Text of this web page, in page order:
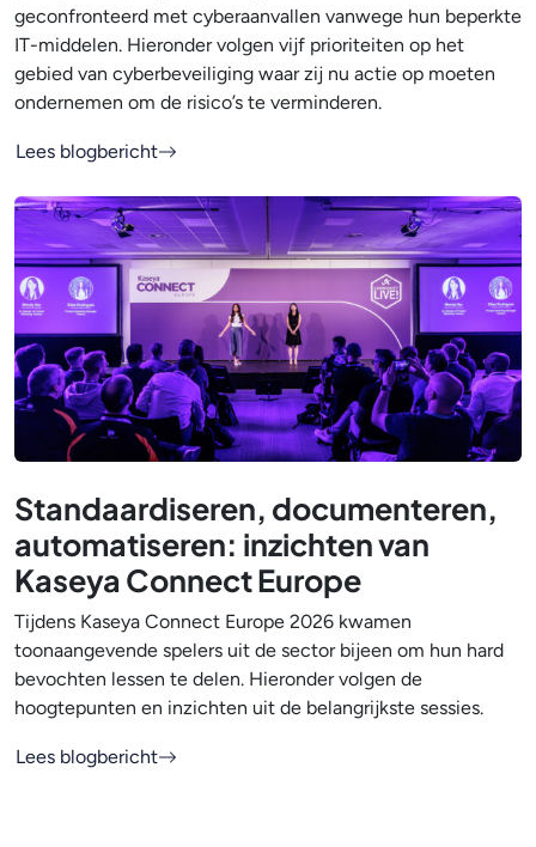
geconfronteerd met cyberaanvallen vanwege hun beperkte
IT-middelen. Hieronder volgen vijf prioriteiten op het
gebied van cyberbeveiliging waar zij nu actie op moeten
ondernemen om de risico’s te verminderen.
Lees blogbericht
Standaardiseren, documenteren,
automatiseren: inzichten van
Kaseya Connect Europe
Tijdens Kaseya Connect Europe 2026 kwamen
toonaangevende spelers uit de sector bijeen om hun hard
bevochten lessen te delen. Hieronder volgen de
hoogtepunten en inzichten uit de belangrijkste sessies.
Lees blogbericht